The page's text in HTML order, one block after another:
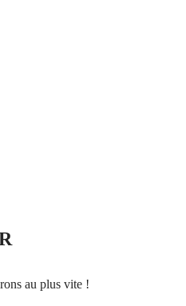
au plus vite !